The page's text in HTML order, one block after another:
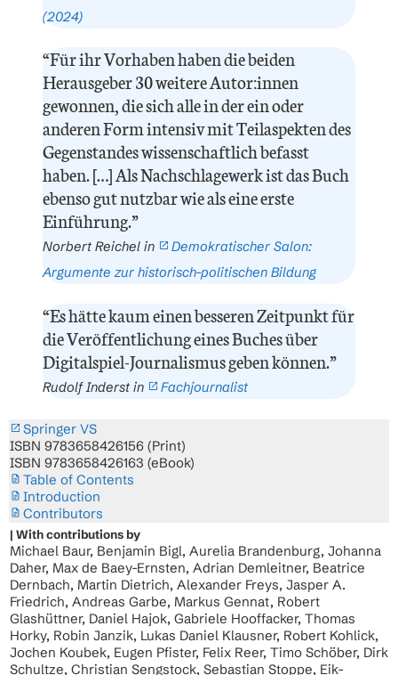
(2024)
“Für ihr Vorhaben haben die beiden
Herausgeber 30 weitere Autor:innen
gewonnen, die sich alle in der ein oder
anderen Form intensiv mit Teilaspekten des
Gegenstandes wissenschaftlich befasst
haben. […] Als Nachschlagewerk ist das Buch
ebenso gut nutzbar wie als eine erste
Einführung.”
Norbert Reichel in
Demokratischer Salon:
Argumente zur historisch-politischen Bildung
“Es hätte kaum einen besseren Zeitpunkt für
die Veröffentlichung eines Buches über
Digitalspiel-Journalismus geben können.”
Rudolf Inderst in Fachjournalist
Springer VS
ISBN 9783658426156 (Print)
ISBN 9783658426163 (eBook)
Table of Contents
Introduction
Contributors
With contributions by
Michael Baur, Benjamin Bigl, Aurelia Brandenburg, Johanna
Daher, Max de Baey-Ernsten, Adrian Demleitner, Beatrice
Dernbach, Martin Dietrich, Alexander Freys, Jasper A.
Friedrich, Andreas Garbe, Markus Gennat, Robert
Glashüttner, Daniel Hajok, Gabriele Hooffacker, Thomas
Horky, Robin Janzik, Lukas Daniel Klausner, Robert Kohlick,
Jochen Koubek, Eugen Pfister, Felix Reer, Timo Schöber, Dirk
Schultze, Christian Sengstock, Sebastian Stoppe, Eik-